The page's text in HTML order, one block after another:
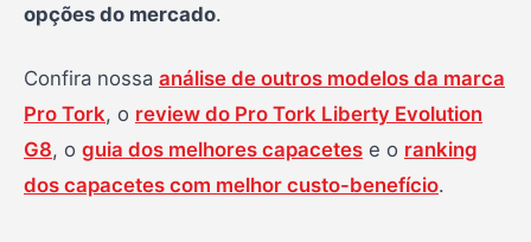
opções do mercado.
Confira nossa análise de outros modelos da marca
Pro Tork, o review do Pro Tork Liberty Evolution
G8, o guia dos melhores capacetes e o ranking
dos capacetes com melhor custo-benefício.